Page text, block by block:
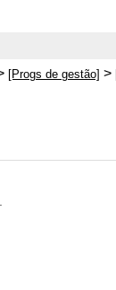
[Progs de gestão] >